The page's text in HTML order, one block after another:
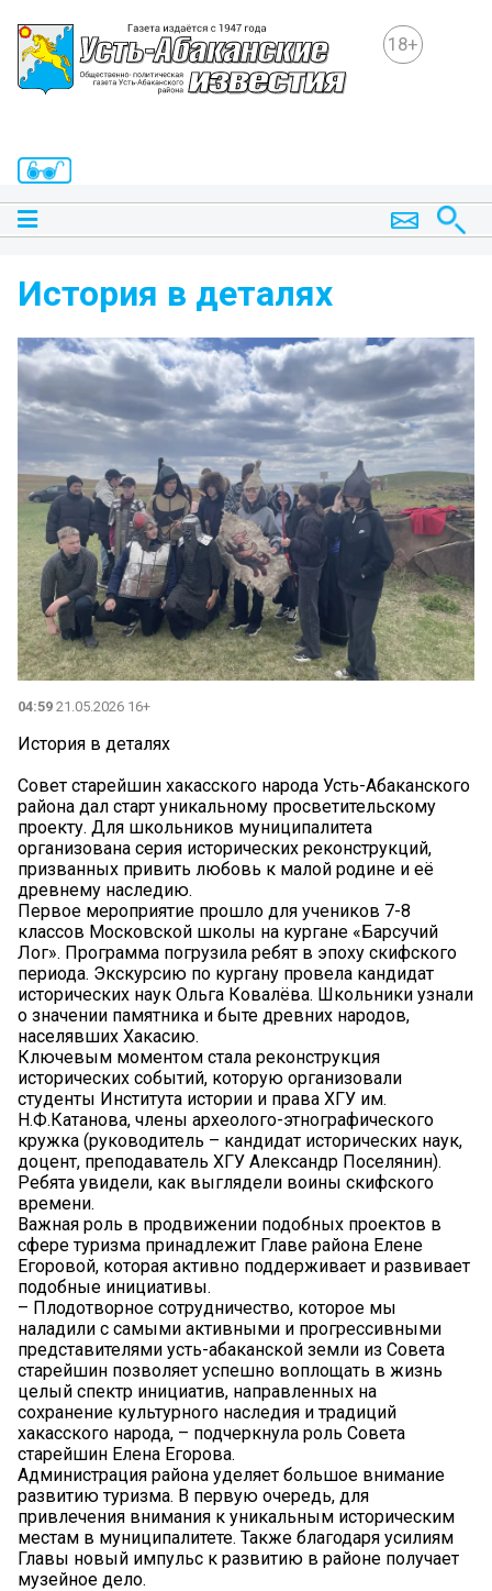
18+
История в деталях
04:59 21.05.2026 16+
История в деталях
Совет старейшин хакасского народа Усть-Абаканского
района дал старт уникальному просветительскому
проекту. Для школьников муниципалитета
организована серия исторических реконструкций,
призванных привить любовь к малой родине и её
древнему наследию.
Первое мероприятие прошло для учеников 7-8
классов Московской школы на кургане «Барсучий
Лог». Программа погрузила ребят в эпоху скифского
периода. Экскурсию по кургану провела кандидат
исторических наук Ольга Ковалёва. Школьники узнали
о значении памятника и быте древних народов,
населявших Хакасию.
Ключевым моментом стала реконструкция
исторических событий, которую организовали
студенты Института истории и права ХГУ им.
Н.Ф.Катанова, члены археолого-этнографического
кружка (руководитель – кандидат исторических наук,
доцент, преподаватель ХГУ Александр Поселянин).
Ребята увидели, как выглядели воины скифского
времени.
Важная роль в продвижении подобных проектов в
сфере туризма принадлежит Главе района Елене
Егоровой, которая активно поддерживает и развивает
подобные инициативы.
– Плодотворное сотрудничество, которое мы
наладили с самыми активными и прогрессивными
представителями усть-абаканской земли из Совета
старейшин позволяет успешно воплощать в жизнь
целый спектр инициатив, направленных на
сохранение культурного наследия и традиций
хакасского народа, – подчеркнула роль Совета
старейшин Елена Егорова.
Администрация района уделяет большое внимание
развитию туризма. В первую очередь, для
привлечения внимания к уникальным историческим
местам в муниципалитете. Также благодаря усилиям
Главы новый импульс к развитию в районе получает
музейное дело.